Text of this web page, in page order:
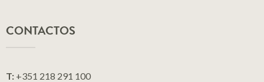
CONTACTOS
T: +351 218 291 100